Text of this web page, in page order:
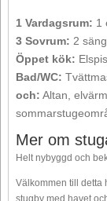
1 Vardagsrum: 1
3 Sovrum: 2
Öppet kök:
Bad/WC:
och: Altan,
Mer om
Helt nybyggd och
Välkommen till detta
stugby med havet